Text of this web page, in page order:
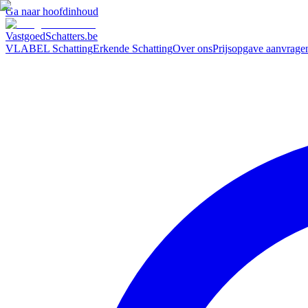
Ga naar hoofdinhoud
VastgoedSchatters.be
VLABEL SchattingErkende SchattingOver onsPrijsopgave